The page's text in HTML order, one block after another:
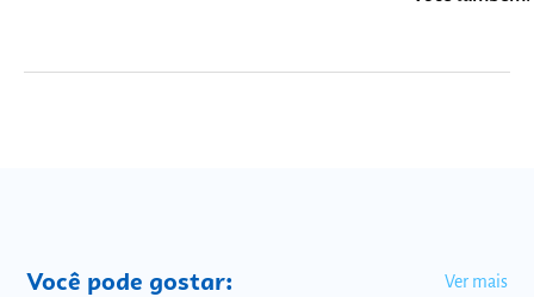
Você pode gostar: Ver mais